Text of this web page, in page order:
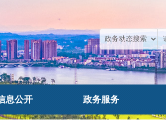
息公开 政务服务